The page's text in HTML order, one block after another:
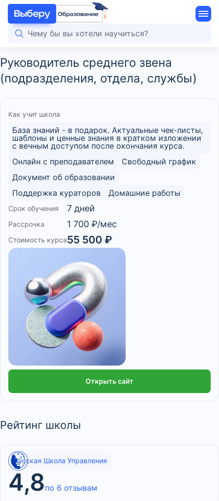
Руководитель среднего звена
(подразделения, отдела, службы)
Как учит школа
База знаний - в подарок. Актуальные чек-листы,
шаблоны и ценные знания в кратком изложении
с вечным доступом после окончания курса.
Онлайн с преподавателем
Свободный график
Документ об образовании
Поддержка кураторов
Домашние работы
Срок обучения 7 дней
Рассрочка 1 700 ₽/мес
Стоимость курса55 500 ₽
Открыть сайт
Рейтинг школы
Русская Школа Управления
4,8по 6 отзывам